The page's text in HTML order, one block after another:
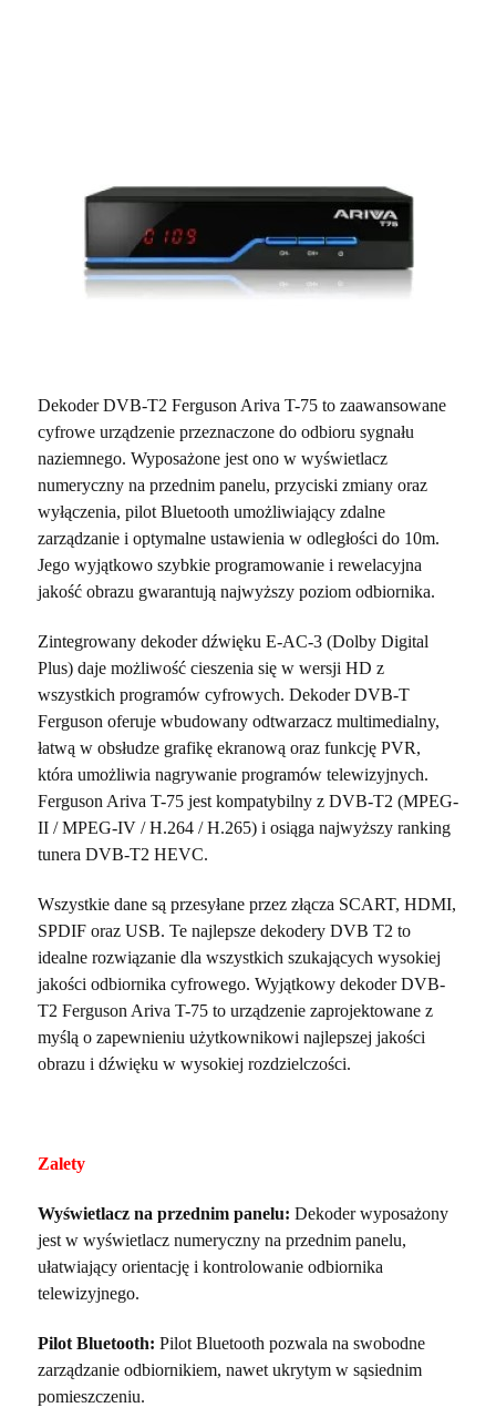
Dekoder DVB-T2 Ferguson Ariva T-75 to zaawansowane
cyfrowe urządzenie przeznaczone do odbioru sygnału
naziemnego. Wyposażone jest ono w wyświetlacz
numeryczny na przednim panelu, przyciski zmiany oraz
wyłączenia, pilot Bluetooth umożliwiający zdalne
zarządzanie i optymalne ustawienia w odległości do 10m.
Jego wyjątkowo szybkie programowanie i rewelacyjna
jakość obrazu gwarantują najwyższy poziom odbiornika.
Zintegrowany dekoder dźwięku E-AC-3 (Dolby Digital
Plus) daje możliwość cieszenia się w wersji HD z
wszystkich programów cyfrowych. Dekoder DVB-T
Ferguson oferuje wbudowany odtwarzacz multimedialny,
łatwą w obsłudze grafikę ekranową oraz funkcję PVR,
która umożliwia nagrywanie programów telewizyjnych.
Ferguson Ariva T-75 jest kompatybilny z DVB-T2 (MPEG-
II / MPEG-IV / H.264 / H.265) i osiąga najwyższy ranking
tunera DVB-T2 HEVC.
Wszystkie dane są przesyłane przez złącza SCART, HDMI,
SPDIF oraz USB. Te najlepsze dekodery DVB T2 to
idealne rozwiązanie dla wszystkich szukających wysokiej
jakości odbiornika cyfrowego. Wyjątkowy dekoder DVB-
T2 Ferguson Ariva T-75 to urządzenie zaprojektowane z
myślą o zapewnieniu użytkownikowi najlepszej jakości
obrazu i dźwięku w wysokiej rozdzielczości.
Zalety
Wyświetlacz na przednim panelu: Dekoder wyposażony
jest w wyświetlacz numeryczny na przednim panelu,
ułatwiający orientację i kontrolowanie odbiornika
telewizyjnego.
Pilot Bluetooth: Pilot Bluetooth pozwala na swobodne
zarządzanie odbiornikiem, nawet ukrytym w sąsiednim
pomieszczeniu.